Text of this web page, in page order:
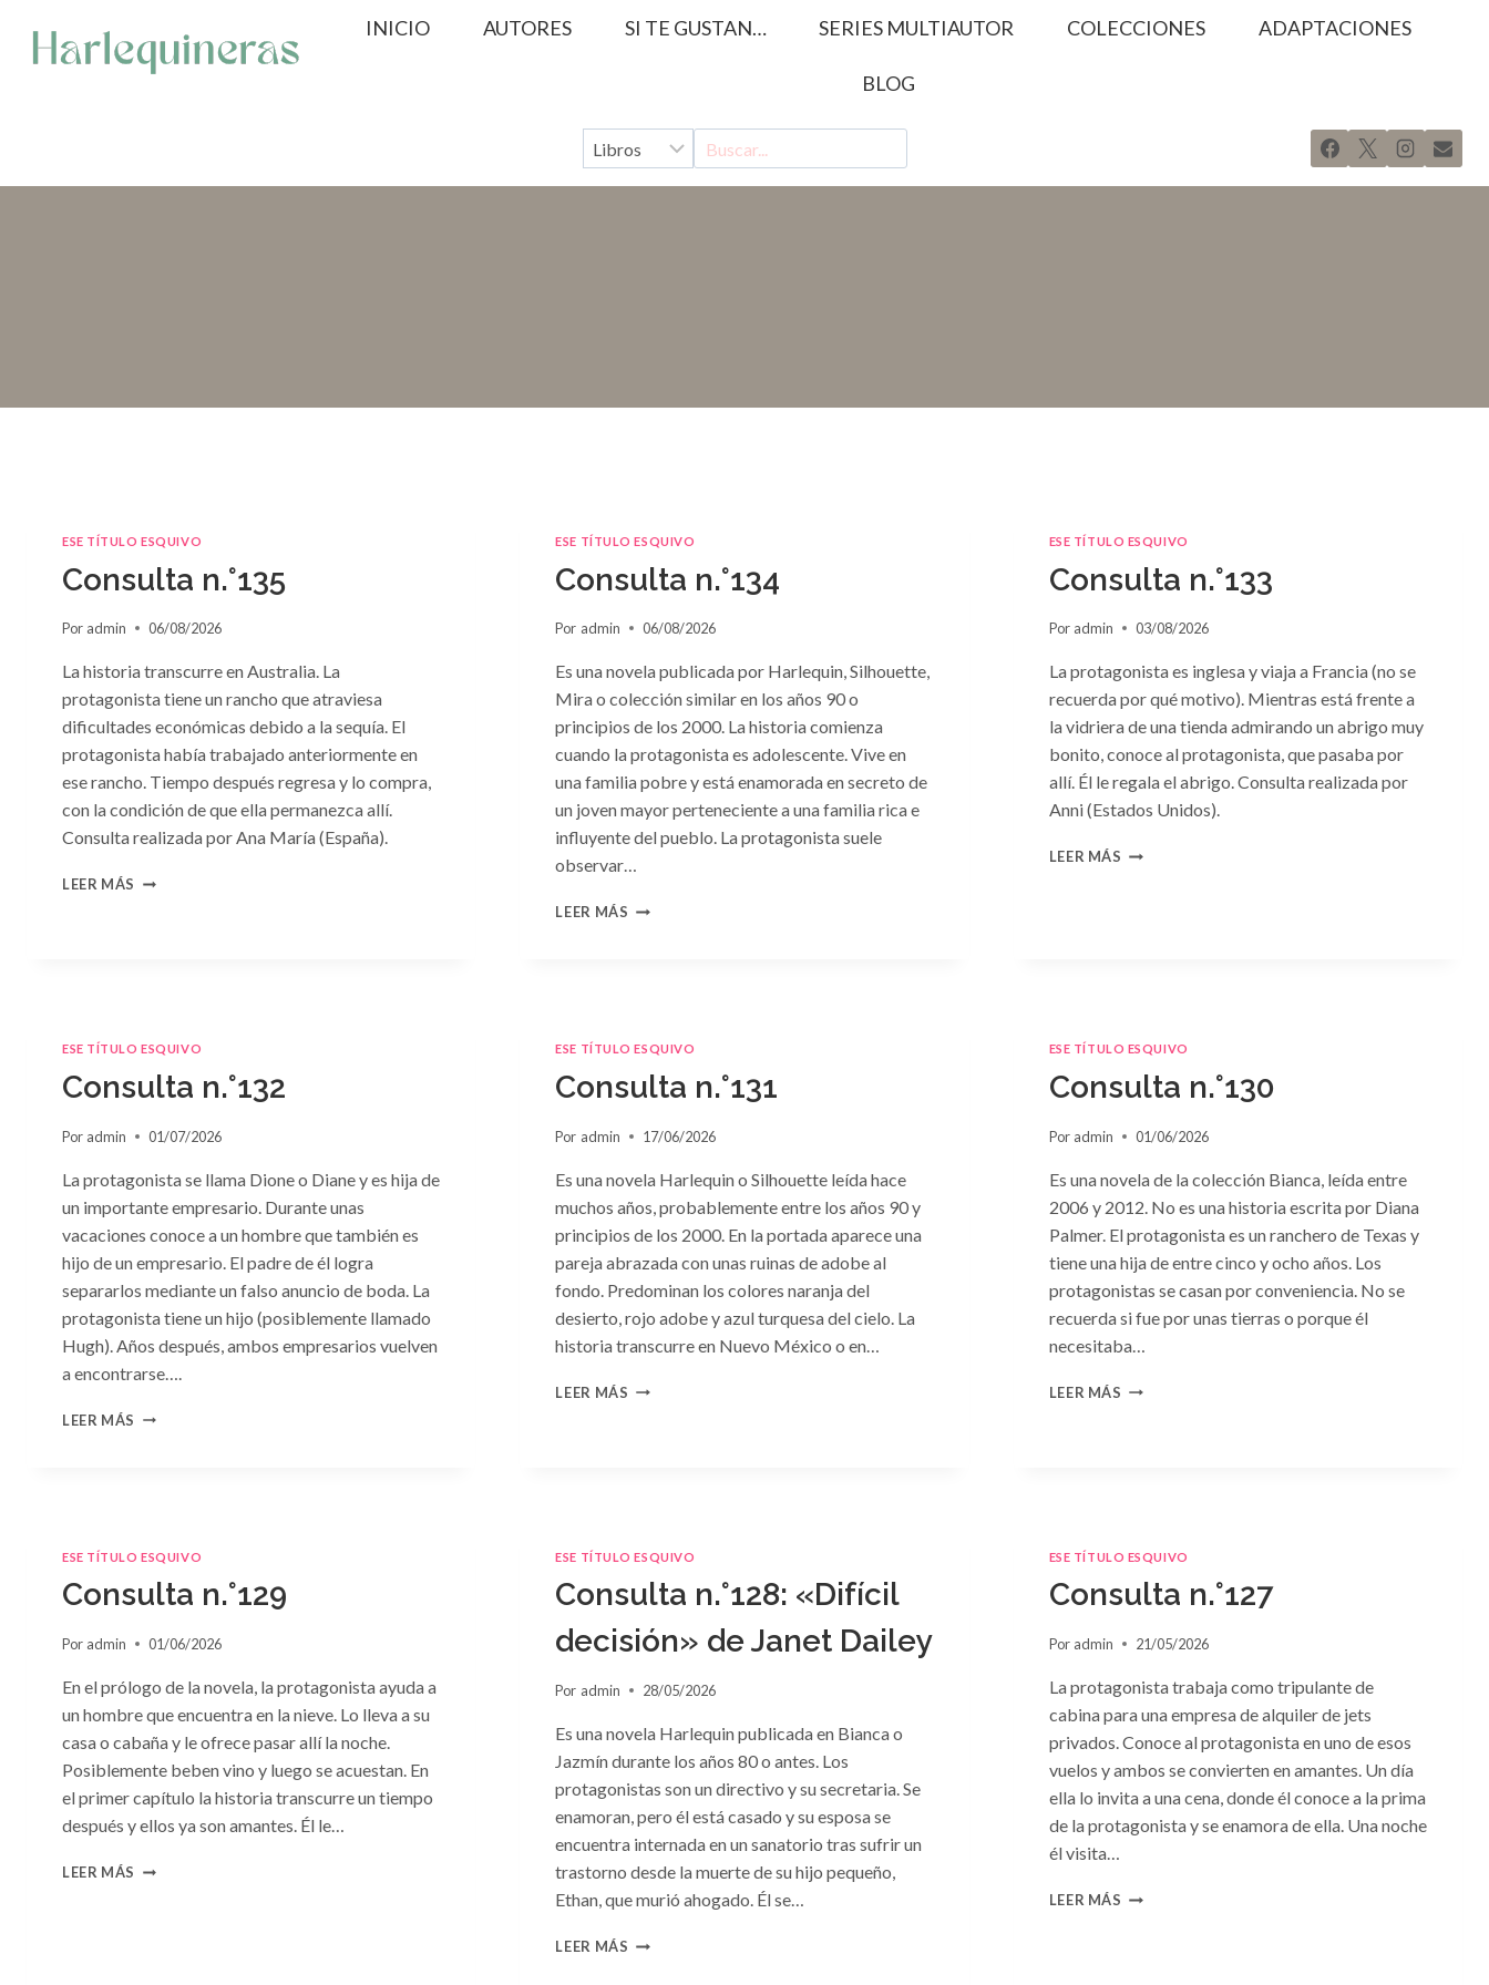
contenido
INICIO AUTORES SI TE GUSTAN… SERIES MULTIAUTOR COLECCIONES ADAPTACIONES
BLOG
ESE TÍTULO ESQUIVO
Consulta n.°135
Por admin 06/08/2026
La historia transcurre en Australia. La
protagonista tiene un rancho que atraviesa
dificultades económicas debido a la sequía. El
protagonista había trabajado anteriormente en
ese rancho. Tiempo después regresa y lo compra,
con la condición de que ella permanezca allí.
Consulta realizada por Ana María (España).
LEER MÁS CONSULTA
ESE TÍTULO ESQUIVO
Consulta n.°134
Por admin 06/08/2026
Es una novela publicada por Harlequin, Silhouette,
Mira o colección similar en los años 90 o
principios de los 2000. La historia comienza
cuando la protagonista es adolescente. Vive en
una familia pobre y está enamorada en secreto de
un joven mayor perteneciente a una familia rica e
influyente del pueblo. La protagonista suele
observar…
LEER MÁS CONSULTA
ESE TÍTULO ESQUIVO
Consulta n.°133
Por admin 03/08/2026
La protagonista es inglesa y viaja a Francia (no se
recuerda por qué motivo). Mientras está frente a
la vidriera de una tienda admirando un abrigo muy
bonito, conoce al protagonista, que pasaba por
allí. Él le regala el abrigo. Consulta realizada por
Anni (Estados Unidos).
LEER MÁS CONSULTA
ESE TÍTULO ESQUIVO
Consulta n.°132
Por admin 01/07/2026
La protagonista se llama Dione o Diane y es hija de
un importante empresario. Durante unas
vacaciones conoce a un hombre que también es
hijo de un empresario. El padre de él logra
separarlos mediante un falso anuncio de boda. La
protagonista tiene un hijo (posiblemente llamado
Hugh). Años después, ambos empresarios vuelven
a encontrarse….
LEER MÁS CONSULTA
ESE TÍTULO ESQUIVO
Consulta n.°131
Por admin 17/06/2026
Es una novela Harlequin o Silhouette leída hace
muchos años, probablemente entre los años 90 y
principios de los 2000. En la portada aparece una
pareja abrazada con unas ruinas de adobe al
fondo. Predominan los colores naranja del
desierto, rojo adobe y azul turquesa del cielo. La
historia transcurre en Nuevo México o en…
LEER MÁS CONSULTA
ESE TÍTULO ESQUIVO
Consulta n.°130
Por admin 01/06/2026
Es una novela de la colección Bianca, leída entre
2006 y 2012. No es una historia escrita por Diana
Palmer. El protagonista es un ranchero de Texas y
tiene una hija de entre cinco y ocho años. Los
protagonistas se casan por conveniencia. No se
recuerda si fue por unas tierras o porque él
necesitaba…
LEER MÁS CONSULTA
ESE TÍTULO ESQUIVO
Consulta n.°129
Por admin 01/06/2026
En el prólogo de la novela, la protagonista ayuda a
un hombre que encuentra en la nieve. Lo lleva a su
casa o cabaña y le ofrece pasar allí la noche.
Posiblemente beben vino y luego se acuestan. En
el primer capítulo la historia transcurre un tiempo
después y ellos ya son amantes. Él le…
LEER MÁS CONSULTA
ESE TÍTULO ESQUIVO
Consulta n.°128: «Difícil
decisión» de Janet Dailey
Por admin 28/05/2026
Es una novela Harlequin publicada en Bianca o
Jazmín durante los años 80 o antes. Los
protagonistas son un directivo y su secretaria. Se
enamoran, pero él está casado y su esposa se
encuentra internada en un sanatorio tras sufrir un
trastorno desde la muerte de su hijo pequeño,
Ethan, que murió ahogado. Él se…
LEER MÁS CONSULTA
ESE TÍTULO ESQUIVO
Consulta n.°127
Por admin 21/05/2026
La protagonista trabaja como tripulante de
cabina para una empresa de alquiler de jets
privados. Conoce al protagonista en uno de esos
vuelos y ambos se convierten en amantes. Un día
ella lo invita a una cena, donde él conoce a la prima
de la protagonista y se enamora de ella. Una noche
él visita…
LEER MÁS CONSULTA